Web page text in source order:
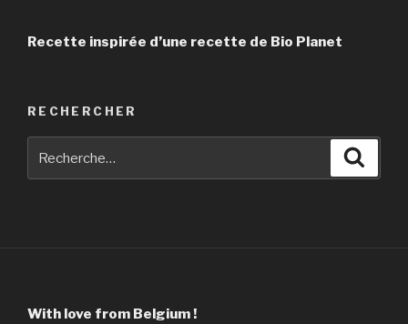
Recette inspirée d’une recette de Bio Planet
RECHERCHER
With love from Belgium !